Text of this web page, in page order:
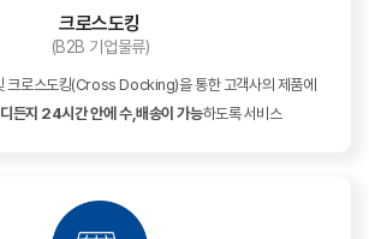
크로스도킹
(B2B 기업물류)
크로스도킹(Cross Docking)을 통한 고객사의 제품에
든지 24시간 안에 수,배송이 가능하도록 서비스